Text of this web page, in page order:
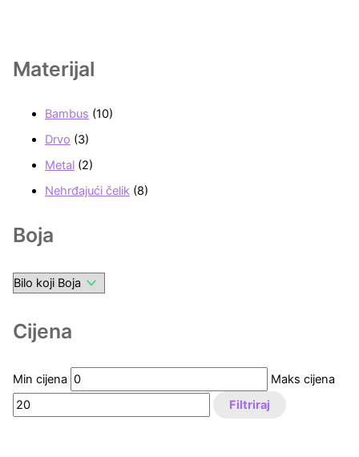
Materijal
Bambus (10)
Drvo (3)
Metal (2)
Nehrđajući čelik (8)
Boja
Cijena
Min cijena
Maks cijena
Filtriraj